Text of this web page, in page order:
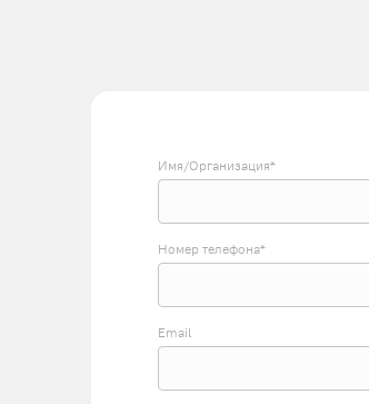
Имя/Организация*
Номер телефона*
Email